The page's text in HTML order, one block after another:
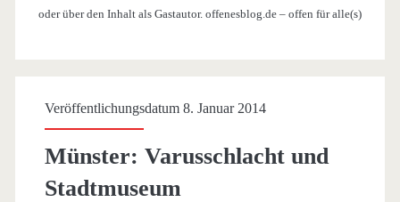
oder über den Inhalt als Gastautor. offenesblog.de – offen für alle(s)
Veröffentlichungsdatum 8. Januar 2014
Münster: Varusschlacht und
Stadtmuseum